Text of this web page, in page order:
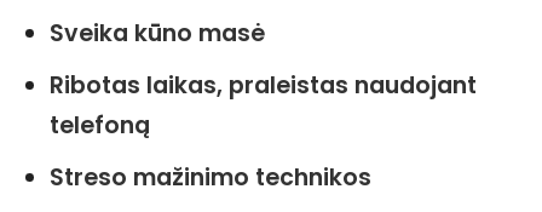
Sveika kūno masė
Ribotas laikas, praleistas naudojant
telefoną
Streso mažinimo technikos